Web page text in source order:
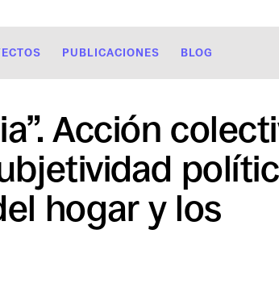
PUBLICACIONES BLOG
Acción
hogar y los